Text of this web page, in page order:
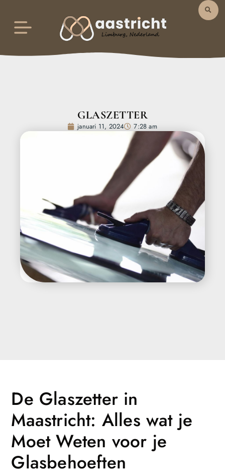
GLASZETTER
januari 11, 2024 7:28 am
De Glaszetter in
Maastricht: Alles wat je
Moet Weten voor je
Glasbehoeften